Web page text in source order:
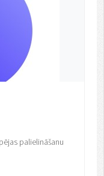
palielināšanu